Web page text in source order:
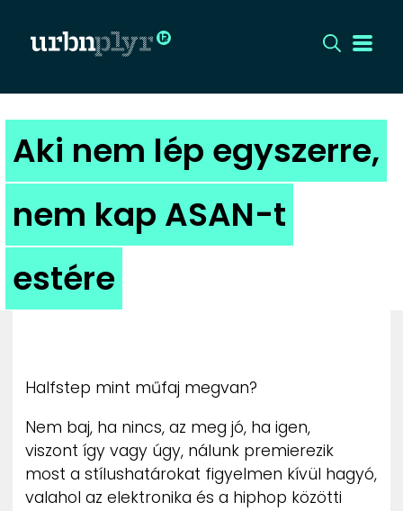
CÍMLAP
DIZÁJN
DIVAT
UTCA
ZENE
MÉDIAAJÁNLAT
IMPRESSZUM
PR-ARCHÍVUM
Aki nem lép egyszerre,
nem kap ASAN-t
estére
Halfstep mint műfaj megvan?
Nem baj, ha nincs, az meg jó, ha igen,
viszont így vagy úgy, nálunk premierezik
most a stílushatárokat figyelmen kívül hagyó,
valahol az elektronika és a hiphop közötti